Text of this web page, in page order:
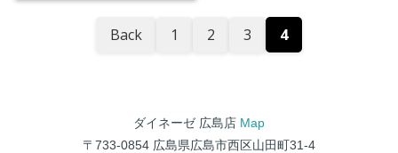
Back 1 2 3 4
ダイネーゼ 広島店 Map
〒733-0854 広島県広島市西区山田町31-4